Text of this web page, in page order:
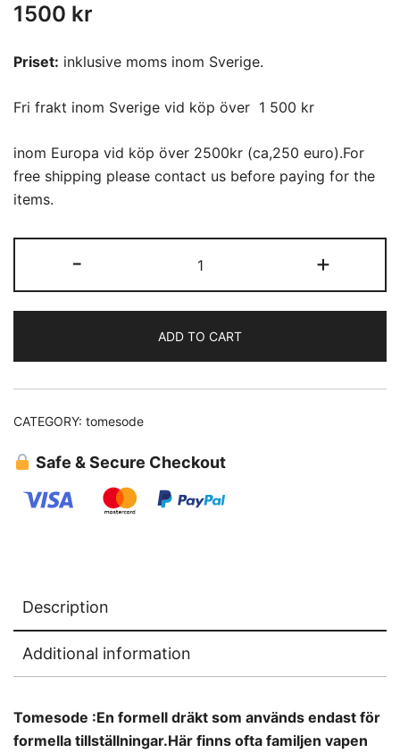
1500 kr
Priset: inklusive moms inom Sverige.
Fri frakt inom Sverige vid köp över 1 500 kr
inom Europa vid köp över 2500kr (ca,250 euro).For
free shipping please contact us before paying for the
items.
-
(07)
quantity
+
ADD TO CART
CATEGORY: tomesode
Safe & Secure Checkout
Description
Additional information
Tomesode :En formell dräkt som används endast för
formella tillställningar.Här finns ofta familjen vapen